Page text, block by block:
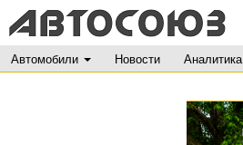
Автомобили Новости Аналитика